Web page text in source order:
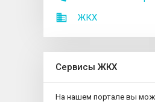
ЖКХ
Сервисы ЖКХ
На нашем портале вы